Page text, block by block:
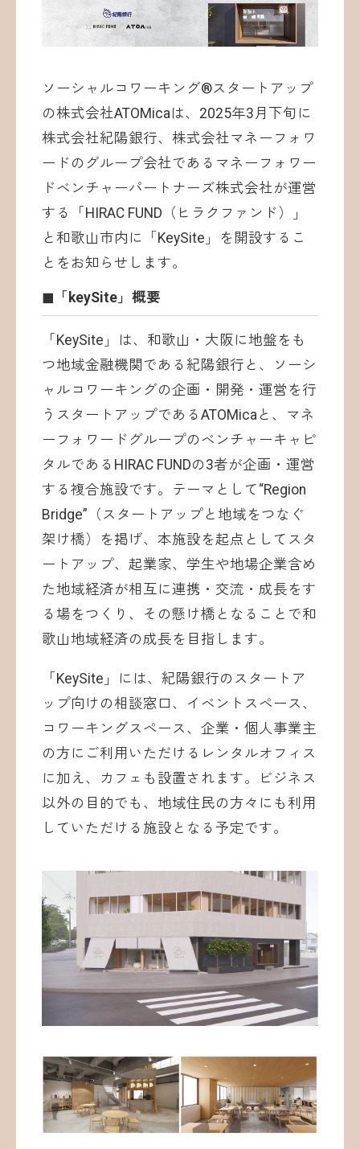
ソーシャルコワーキング®︎スタートアップ
の株式会社ATOMicaは、2025年3月下旬に
株式会社紀陽銀行、株式会社マネーフォワ
ードのグループ会社であるマネーフォワー
ドベンチャーパートナーズ株式会社が運営
する「HIRAC FUND（ヒラクファンド）」
と和歌山市内に「KeySite」を開設するこ
とをお知らせします。
◼︎「keySite」概要
「KeySite」は、和歌山・大阪に地盤をも
つ地域金融機関である紀陽銀行と、ソーシ
ャルコワーキングの企画・開発・運営を行
うスタートアップであるATOMicaと、マネ
ーフォワードグループのベンチャーキャピ
タルであるHIRAC FUNDの3者が企画・運営
する複合施設です。テーマとして“Region
Bridge”（スタートアップと地域をつなぐ
架け橋）を掲げ、本施設を起点としてスタ
ートアップ、起業家、学生や地場企業含め
た地域経済が相互に連携・交流・成長をす
る場をつくり、その懸け橋となることで和
歌山地域経済の成長を目指します。
「KeySite」には、紀陽銀行のスタートア
ップ向けの相談窓口、イベントスペース、
コワーキングスペース、企業・個人事業主
の方にご利用いただけるレンタルオフィス
に加え、カフェも設置されます。ビジネス
以外の目的でも、地域住民の方々にも利用
していただける施設となる予定です。